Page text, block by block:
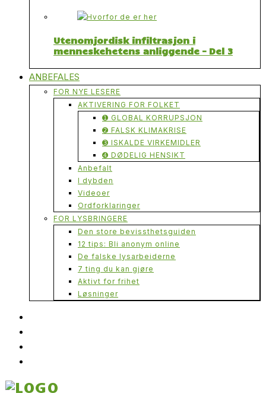
Utenomjordisk infiltrasjon i
menneskehetens anliggende – Del 3
ANBEFALES
FOR NYE LESERE
AKTIVERING FOR FOLKET
➊ GLOBAL KORRUPSJON
➋ FALSK KLIMAKRISE
➌ ISKALDE VIRKEMIDLER
➍ DØDELIG HENSIKT
Anbefalt
I dybden
Videoer
Ordforklaringer
FOR LYSBRINGERE
Den store bevissthetsguiden
12 tips: Bli anonym online
De falske lysarbeiderne
7 ting du kan gjøre
Aktivt for frihet
Løsninger